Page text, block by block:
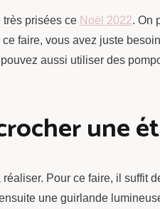
très prisées ce Noël 2022. On
faire, vous avez juste
aussi utiliser des
une
Pour ce faire, il suffit
une guirlande